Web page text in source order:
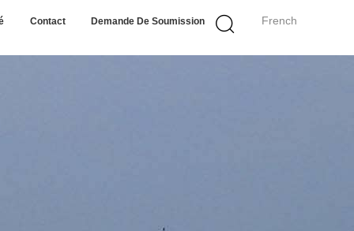
French
Contact Demande De Soumission